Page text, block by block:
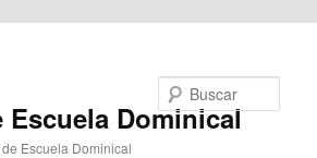
Escuela Dominical
Escuela Dominical